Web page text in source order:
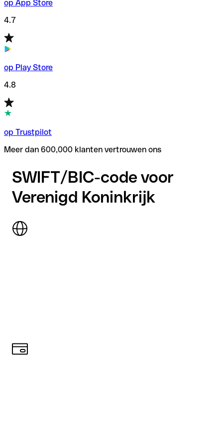
op App Store
4.7
op Play Store
4.8
op Trustpilot
Meer dan 600,000 klanten vertrouwen ons
SWIFT/BIC-code voor
Verenigd Koninkrijk